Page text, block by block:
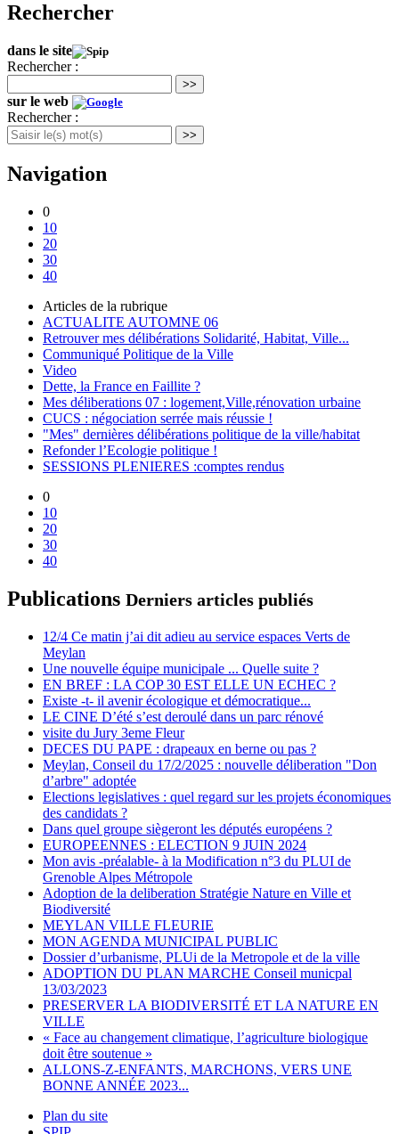
Rechercher
dans le site
Rechercher :
>>
sur le web
Rechercher :
>>
Navigation
0
10
20
30
40
Articles de la rubrique
ACTUALITE AUTOMNE 06
Retrouver mes délibérations Solidarité, Habitat, Ville...
Communiqué Politique de la Ville
Video
Dette, la France en Faillite ?
Mes déliberations 07 : logement,Ville,rénovation urbaine
CUCS : négociation serrée mais réussie !
"Mes" dernières délibérations politique de la ville/habitat
Refonder l’Ecologie politique !
SESSIONS PLENIERES :comptes rendus
0
10
20
30
40
Publications Derniers articles publiés
12/4 Ce matin j’ai dit adieu au service espaces Verts de
Meylan
Une nouvelle équipe municipale ... Quelle suite ?
EN BREF : LA COP 30 EST ELLE UN ECHEC ?
Existe -t- il avenir écologique et démocratique...
LE CINE D’été s’est deroulé dans un parc rénové
visite du Jury 3eme Fleur
DECES DU PAPE : drapeaux en berne ou pas ?
Meylan, Conseil du 17/2/2025 : nouvelle déliberation "Don
d’arbre" adoptée
Elections legislatives : quel regard sur les projets économiques
des candidats ?
Dans quel groupe siègeront les députés européens ?
EUROPEENNES : ELECTION 9 JUIN 2024
Mon avis -préalable- à la Modification n°3 du PLUI de
Grenoble Alpes Métropole
Adoption de la deliberation Stratégie Nature en Ville et
Biodiversité
MEYLAN VILLE FLEURIE
MON AGENDA MUNICIPAL PUBLIC
Dossier d’urbanisme, PLUi de la Metropole et de la ville
ADOPTION DU PLAN MARCHE Conseil municpal
13/03/2023
PRESERVER LA BIODIVERSITÉ ET LA NATURE EN
VILLE
« Face au changement climatique, l’agriculture biologique
doit être soutenue »
ALLONS-Z-ENFANTS, MARCHONS, VERS UNE
BONNE ANNÉE 2023...
Plan du site